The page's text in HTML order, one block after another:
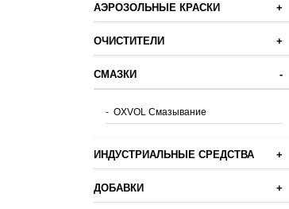
+
АЭРОЗОЛЬНЫЕ КРАСКИ
+
ОЧИСТИТЕЛИ
-
СМАЗКИ
- OXVOL Смазывание
+
ИНДУСТРИАЛЬНЫЕ СРЕДСТВА
+
ДОБАВКИ